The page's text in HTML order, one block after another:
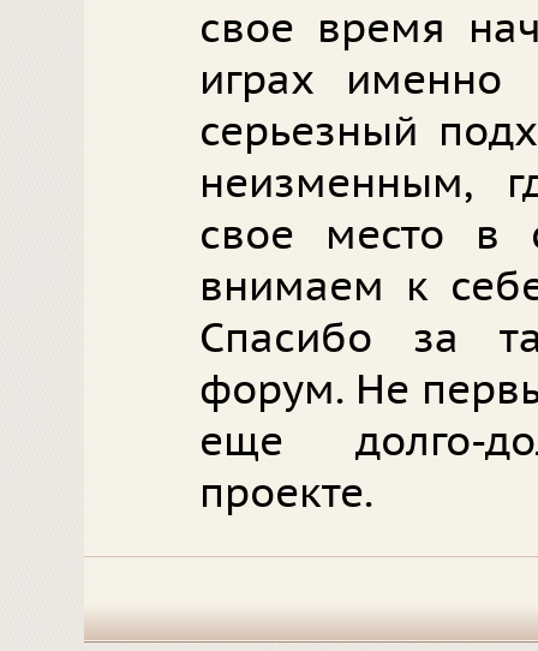
свое время
играх именно
серьезный
неизменным,
свое место в
внимаем к
Спасибо за
форум. Не
еще долго-
проекте.